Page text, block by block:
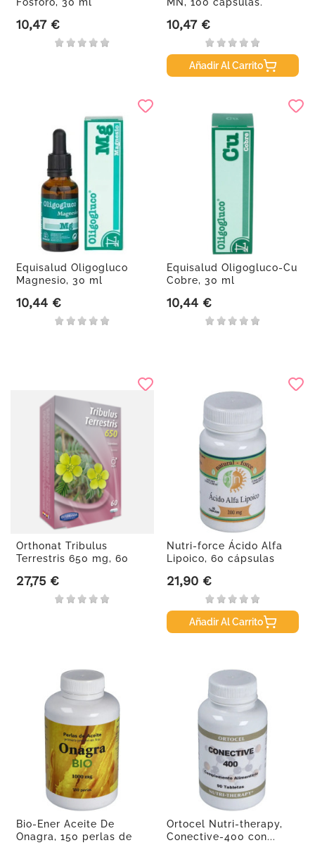
Precio
10,47 € Precio
10,47 €
Añadir Al Carrito
Equisalud Oligogluco
Magnesio, 30 ml
Precio
10,44 €
Equisalud Oligogluco-Cu
Cobre, 30 ml
Precio
10,44 €
Orthonat Tribulus
Terrestris 650 mg, 60
Precio
27,75 €
Nutri-force Ácido Alfa
Lipoico, 60 cápsulas
Precio
21,90 €
Añadir Al Carrito
Bio-Ener Aceite De
Onagra, 150 perlas de
Ortocel Nutri-therapy,
Conective-400 con...